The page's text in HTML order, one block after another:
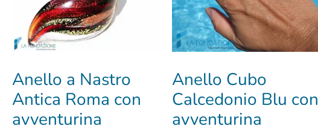
Anello a Nastro
Antica Roma con
avventurina
Anello Cubo
Calcedonio Blu con
avventurina